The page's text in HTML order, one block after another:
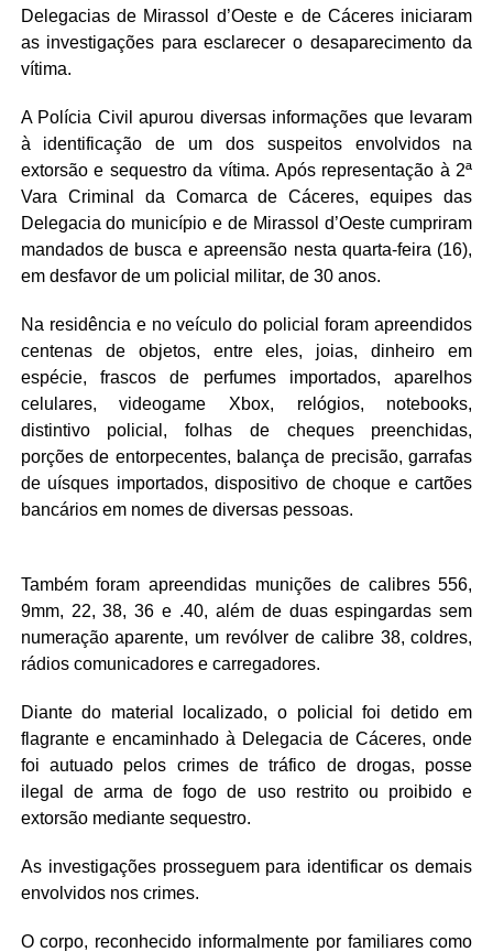
Delegacias de Mirassol d’Oeste e de Cáceres iniciaram
as investigações para esclarecer o desaparecimento da
vítima.
A Polícia Civil apurou diversas informações que levaram
à identificação de um dos suspeitos envolvidos na
extorsão e sequestro da vítima. Após representação à 2ª
Vara Criminal da Comarca de Cáceres, equipes das
Delegacia do município e de Mirassol d’Oeste cumpriram
mandados de busca e apreensão nesta quarta-feira (16),
em desfavor de um policial militar, de 30 anos.
Na residência e no veículo do policial foram apreendidos
centenas de objetos, entre eles, joias, dinheiro em
espécie, frascos de perfumes importados, aparelhos
celulares, videogame Xbox, relógios, notebooks,
distintivo policial, folhas de cheques preenchidas,
porções de entorpecentes, balança de precisão, garrafas
de uísques importados, dispositivo de choque e cartões
bancários em nomes de diversas pessoas.
Também foram apreendidas munições de calibres 556,
9mm, 22, 38, 36 e .40, além de duas espingardas sem
numeração aparente, um revólver de calibre 38, coldres,
rádios comunicadores e carregadores.
Diante do material localizado, o policial foi detido em
flagrante e encaminhado à Delegacia de Cáceres, onde
foi autuado pelos crimes de tráfico de drogas, posse
ilegal de arma de fogo de uso restrito ou proibido e
extorsão mediante sequestro.
As investigações prosseguem para identificar os demais
envolvidos nos crimes.
O corpo, reconhecido informalmente por familiares como